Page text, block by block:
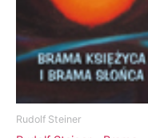
Rudolf Steiner